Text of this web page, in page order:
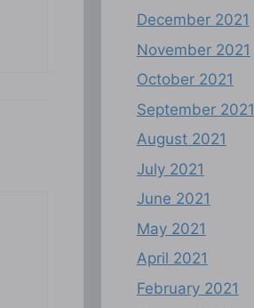
December 2021
November 2021
October 2021
September 2021
August 2021
July 2021
June 2021
May 2021
April 2021
February 2021